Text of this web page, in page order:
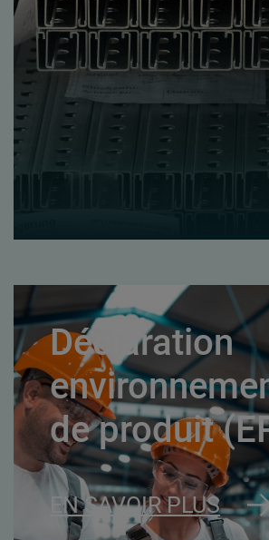
Déclaration
de produit
EN SAVOIR PLUS